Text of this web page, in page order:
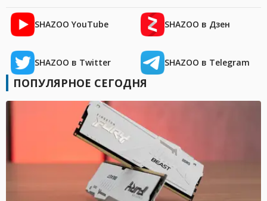
SHAZOO YouTube SHAZOO в Дзен
SHAZOO в Twitter SHAZOO в Telegram
ПОПУЛЯРНОЕ СЕГОДНЯ